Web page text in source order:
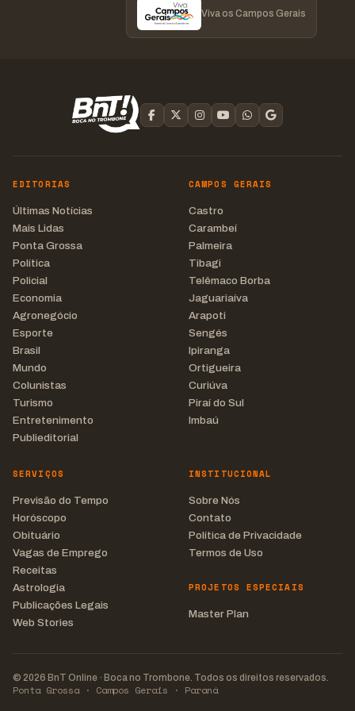
Viva os Campos Gerais
EDITORIAS
Últimas Notícias
Mais Lidas
Ponta Grossa
Política
Policial
Economia
Agronegócio
Esporte
Brasil
Mundo
Colunistas
Turismo
Entretenimento
Publieditorial
CAMPOS GERAIS
Castro
Carambeí
Palmeira
Tibagi
Telêmaco Borba
Jaguariaíva
Arapoti
Sengés
Ipiranga
Ortigueira
Curiúva
Piraí do Sul
Imbaú
SERVIÇOS
Previsão do Tempo
Horóscopo
Obituário
Vagas de Emprego
Receitas
Astrologia
Publicações Legais
Web Stories
INSTITUCIONAL
Sobre Nós
Contato
Política de Privacidade
Termos de Uso
PROJETOS ESPECIAIS
Master Plan
© 2026 BnT Online · Boca no Trombone. Todos os direitos reservados.
Ponta Grossa · Campos Gerais · Paraná